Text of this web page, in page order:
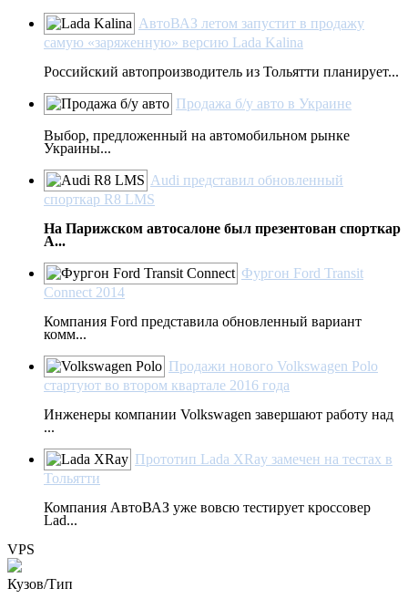
АвтоВАЗ летом запустит в продажу
самую «заряженную» версию Lada Kalina
Российский автопроизводитель из Тольятти планирует...
Продажа б/у авто в Украине
Выбор, предложенный на автомобильном рынке
Украины...
Audi представил обновленный
спорткар R8 LMS
На Парижском автосалоне был презентован спорткар
A...
Фургон Ford Transit
Connect 2014
Компания Ford представила обновленный вариант
комм...
Продажи нового Volkswagen Polo
стартуют во втором квартале 2016 года
Инженеры компании Volkswagen завершают работу над
...
Прототип Lada XRay замечен на тестах в
Тольятти
Компания АвтоВАЗ уже вовсю тестирует кроссовер
Lad...
VPS
Кузов/Тип